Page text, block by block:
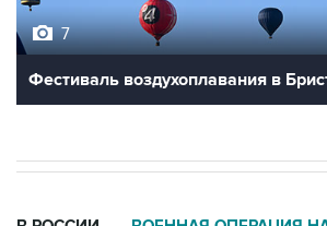
7
Фестиваль воздухоплавания в